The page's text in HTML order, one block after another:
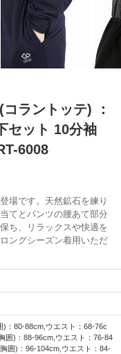
ラントッテ) ：
セット 10分袖
6008
場です。天然鉱石を練り
てとパンツの腰あて部分
ち、リラックスや快適を
ングシーズン着用いただ
)：80-88cm,ウエスト：68-76c
囲)：88-96cm,ウエスト：76-84
囲)：96-104cm,ウエスト：84-